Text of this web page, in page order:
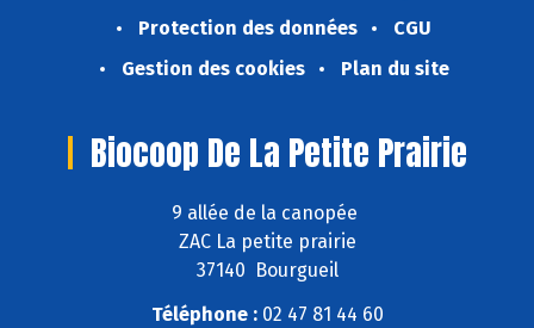
Protection des données
CGU
Gestion des cookies
Plan du site
Biocoop De La Petite Prairie
9 allée de la canopée
ZAC La petite prairie
37140 Bourgueil
Téléphone :02 47 81 44 60